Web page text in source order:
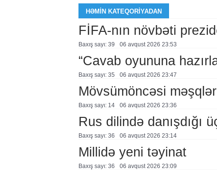
HƏMIN KATEQORIYADAN
FİFA-nın növbəti
Baxış sayı: 39 06 avqust 2026 23:53
“Cavab oyununa
Baxış sayı: 35 06 avqust 2026 23:47
Mövsümöncəsi
Baxış sayı: 14 06 avqust 2026 23:36
Rus dilində danışdığı
Baxış sayı: 36 06 avqust 2026 23:14
Millidə yeni təyinat
Baxış sayı: 36 06 avqust 2026 23:09